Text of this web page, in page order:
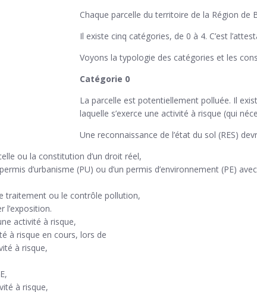
Chaque parcelle du territoire de la Région de
Il existe cinq catégories, de 0 à 4. C’est
Voyons la typologie des catégories et les
Catégorie 0
La parcelle est potentiellement polluée. Il
laquelle s’exerce une activité à risque (qui
Une reconnaissance de l’état du sol (RES)
ou la constitution d’un droit réel,
d’urbanisme (PU) ou d’un permis d’environnement (PE)
traitement ou le contrôle pollution,
l’exposition.
activité à risque,
à risque en cours, lors de
à risque,
à risque,